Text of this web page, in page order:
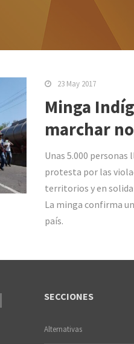
23 May 2017
Minga
marchar
Unas 5.000
protesta por las
territorios y en
La minga confirma
país.
SECCIONES
Alternativas